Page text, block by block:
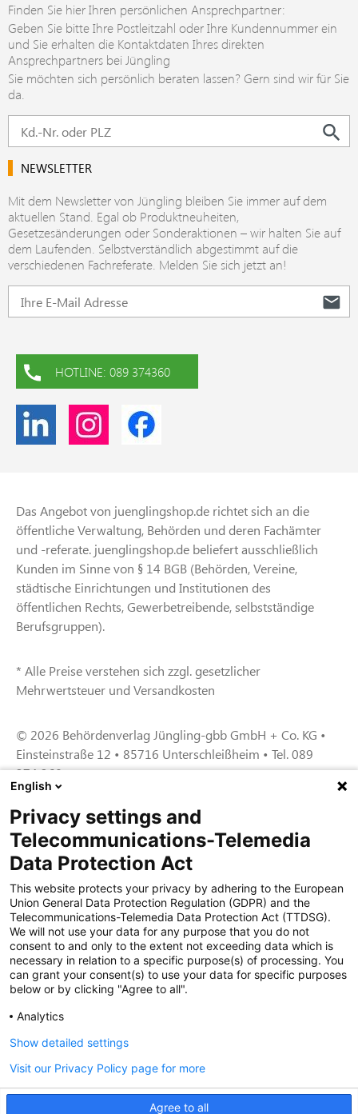
Finden Sie hier Ihren persönlichen Ansprechpartner:
Geben Sie bitte Ihre Postleitzahl oder Ihre Kundennummer ein
und Sie erhalten die Kontaktdaten Ihres direkten
Ansprechpartners bei Jüngling
Sie möchten sich persönlich beraten lassen? Gern sind wir für Sie
da.
NEWSLETTER
Mit dem Newsletter von Jüngling bleiben Sie immer auf dem
aktuellen Stand. Egal ob Produktneuheiten,
Gesetzesänderungen oder Sonderaktionen – wir halten Sie auf
dem Laufenden. Selbstverständlich abgestimmt auf die
verschiedenen Fachreferate. Melden Sie sich jetzt an!
HOTLINE: 089 374360
Das Angebot von juenglingshop.de richtet sich an die
öffentliche Verwaltung, Behörden und deren Fachämter
und -referate. juenglingshop.de beliefert ausschließlich
Kunden im Sinne von § 14 BGB (Behörden, Vereine,
städtische Einrichtungen und Institutionen des
öffentlichen Rechts, Gewerbetreibende, selbstständige
Berufsgruppen).
* Alle Preise verstehen sich zzgl. gesetzlicher
Mehrwertsteuer und Versandkosten
© 2026 Behördenverlag Jüngling-gbb GmbH + Co. KG •
Einsteinstraße 12 • 85716 Unterschleißheim • Tel. 089
374 360
Zertifiziert für das Sicherheitsmanagem
entsystem unter TU4® durch TÜViT Essen
Zertifiziert für das QM-System nach DIN EN
ISO 9001: 2015, Reg.-Nr. 44 100 091350
durch TÜV NORD CERT
Zertifiziert für Sicherheits- und
Zertifiziert als qualifiziertes Unternehmen für
öffentliche Aufträge durch das ABZ Bayern
English
Privacy settings and
Telecommunications-Telemedia
Data Protection Act
This website protects your privacy by adhering to the European
Union General Data Protection Regulation (GDPR) and the
Telecommunications-Telemedia Data Protection Act (TTDSG).
We will not use your data for any purpose that you do not
consent to and only to the extent not exceeding data which is
necessary in relation to a specific purpose(s) of processing. You
can grant your consent(s) to use your data for specific purposes
below or by clicking "Agree to all".
Analytics
Agree to all
Show detailed settings
Visit our Privacy Policy page for more